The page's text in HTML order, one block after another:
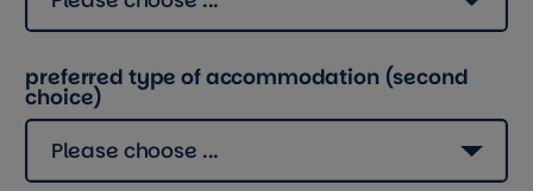
preferred type of accommodation (second
choice)